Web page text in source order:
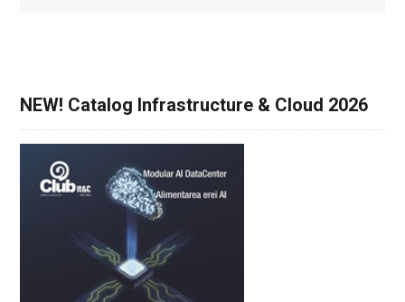
NEW! Catalog Infrastructure & Cloud 2026